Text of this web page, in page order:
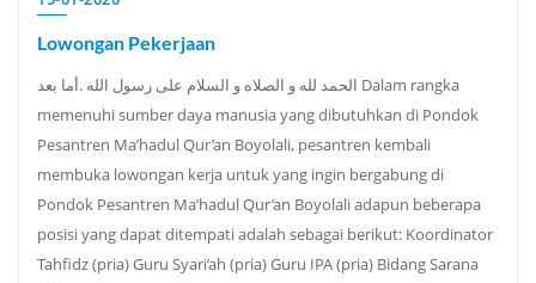
Lowongan Pekerjaan
الحمد لله و الصلاه و السلام على رسول الله .أما بعد Dalam rangka
memenuhi sumber daya manusia yang dibutuhkan di Pondok
Pesantren Ma’hadul Qur’an Boyolali, pesantren kembali
membuka lowongan kerja untuk yang ingin bergabung di
Pondok Pesantren Ma’hadul Qur’an Boyolali adapun beberapa
posisi yang dapat ditempati adalah sebagai berikut: Koordinator
Tahfidz (pria) Guru Syari’ah (pria) Guru IPA (pria) Bidang Sarana